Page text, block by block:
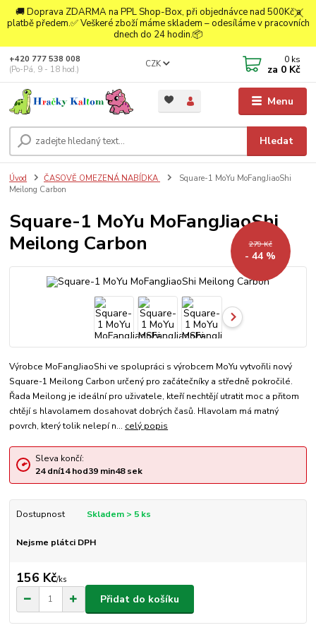
🚚 Doprava ZDARMA na PPL Shop-Box, při objednávce nad 500Kč a
platbě předem.✅ Veškeré zboží máme skladem – odesíláme v pracovních
dnech do 24 hodin.📦
Menu
CZK
Hledat
+420 777 538 008
(Po-Pá, 9 - 18 hod.)
0 ks
za 0 Kč
Úvod ČASOVĚ OMEZENÁ NABÍDKA
Square-1 MoYu MoFangJiaoShi
Meilong Carbon
Square-1 MoYu MoFangJiaoShi
Meilong Carbon
279 Kč
- 44 %
Výrobce MoFangJiaoShi ve spolupráci s výrobcem MoYu vytvořili nový
Square-1 Meilong Carbon určený pro začátečníky a středně pokročilé.
Řada Meilong je ideální pro uživatele, kteří nechtějí utratit moc a přitom
chtějí s hlavolamem dosahovat dobrých časů. Hlavolam má matný
povrch, který tolik nelepí n... celý popis
Sleva končí:
24 dní14hod39min48sek
Dostupnost Skladem > 5 ks
Nejsme plátci DPH
156 Kč/ks
Přidat do košíku